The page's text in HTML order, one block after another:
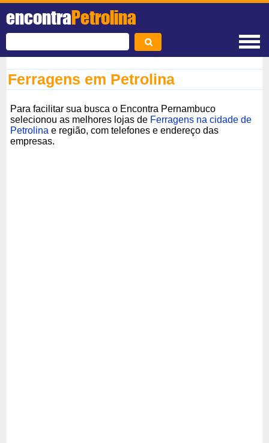
encontraPetrolina
Ferragens em Petrolina
Para facilitar sua busca o Encontra Pernambuco
selecionou as melhores lojas de Ferragens na cidade de
Petrolina e região, com telefones e endereço das
empresas.